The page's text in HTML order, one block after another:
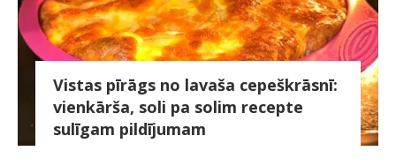
Vistas pīrāgs no lavaša cepeškrāsnī:
vienkārša, soli pa solim recepte
sulīgam pildījumam